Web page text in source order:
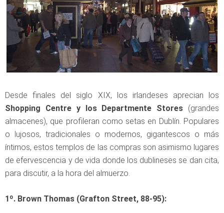
Desde finales del siglo XIX, los irlandeses aprecian los
Shopping Centre y los Departmente Stores (grandes
almacenes), que profileran como setas en Dublín. Populares
o lujosos, tradicionales o modernos, gigantescos o más
íntimos, estos templos de las compras son asimismo lugares
de efervescencia y de vida donde los dublineses se dan cita,
para discutir, a la hora del almuerzo.
1º. Brown Thomas (Grafton Street, 88-95):